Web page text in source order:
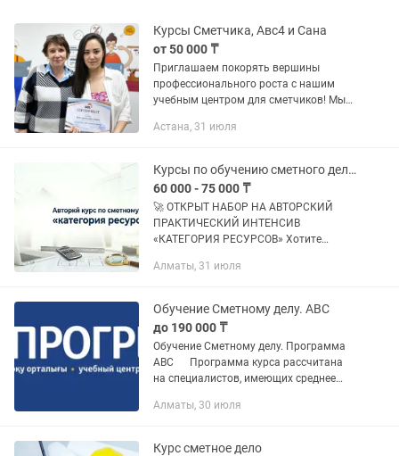
Курсы Сметчика, Авс4 и Сана
от 50 000 ₸
Приглашаем покорять вершины
профессионального роста с нашим
учебным центром для сметчиков! Мы
сметному делу с нуля как в очном
современные...
Астана, 31 июля
Курсы по обучению сметного дела. Смета, разработке смет, навыки сметчика
60 000 - 75 000 ₸
🚀 ОТКРЫТ НАБОР НА АВТОРСКИЙ
ПРАКТИЧЕСКИЙ ИНТЕНСИВ
«КАТЕГОРИЯ РЕСУРСОВ» Хотите
уверенно сформировывать сметы и
орехи? Этот...
Алматы, 31 июля
Обучение Сметному делу. АВС
до 190 000 ₸
Обучение Сметному делу. Программа
АВС Программа курса рассчитана
на специалистов, имеющих среднее
области строительства, но не имеющих
Алматы, 30 июля
Курс сметное дело